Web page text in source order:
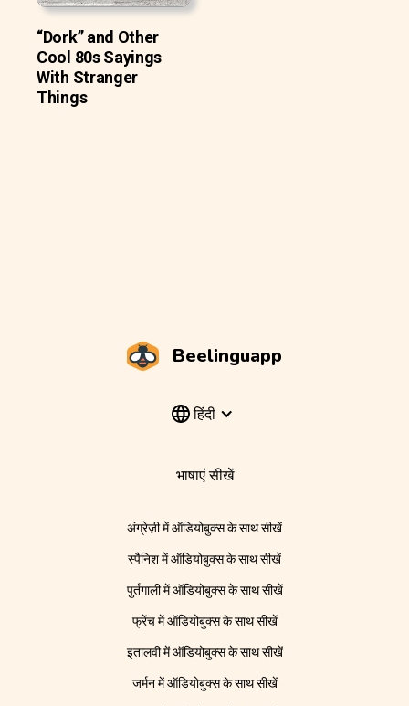
“Dork” and Other
Cool 80s Sayings
With Stranger
Things
Beelinguapp
हिंदी
भाषाएं सीखें
अंग्रेज़ी में ऑडियोबुक्स के साथ सीखें
स्पैनिश में ऑडियोबुक्स के साथ सीखें
पुर्तगाली में ऑडियोबुक्स के साथ सीखें
फ्रेंच में ऑडियोबुक्स के साथ सीखें
इतालवी में ऑडियोबुक्स के साथ सीखें
जर्मन में ऑडियोबुक्स के साथ सीखें